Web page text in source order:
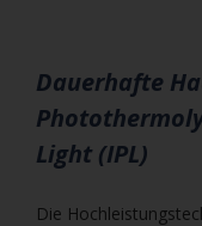
Dauerhafte
Light (IPL)
Die